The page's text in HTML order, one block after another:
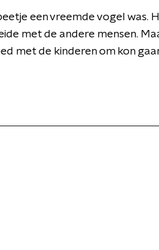
een vreemde vogel was.
met de andere mensen.
met de kinderen om kon